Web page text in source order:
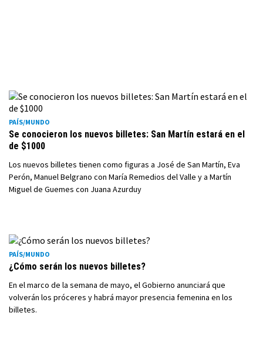
PAÍS/MUNDO
Se conocieron los nuevos billetes: San Martín estará en el
de $1000
Los nuevos billetes tienen como figuras a José de San Martín, Eva
Perón, Manuel Belgrano con María Remedios del Valle y a Martín
Miguel de Guemes con Juana Azurduy
PAÍS/MUNDO
¿Cómo serán los nuevos billetes?
En el marco de la semana de mayo, el Gobierno anunciará que
volverán los próceres y habrá mayor presencia femenina en los
billetes.